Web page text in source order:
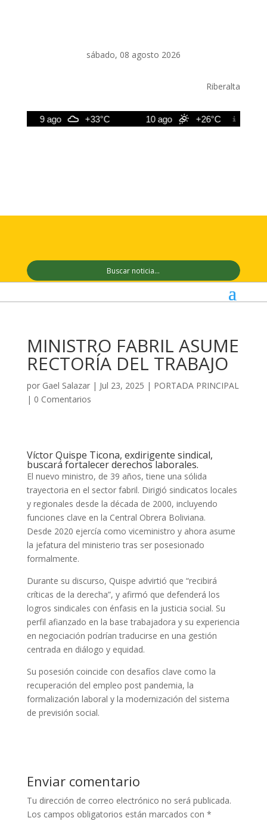
sábado, 08 agosto 2026
Riberalta
9 ago +33°C 10 ago +26°C
MINISTRO FABRIL ASUME
RECTORÍA DEL TRABAJO
por Gael Salazar| Jul 23, 2025 | PORTADA PRINCIPAL
| 0 Comentarios
Víctor Quispe Ticona, exdirigente sindical,
buscará fortalecer derechos laborales.
El nuevo ministro, de 39 años, tiene una sólida
trayectoria en el sector fabril. Dirigió sindicatos locales
y regionales desde la década de 2000, incluyendo
funciones clave en la Central Obrera Boliviana.
Desde 2020 ejercía como viceministro y ahora asume
la jefatura del ministerio tras ser posesionado
formalmente.
Durante su discurso, Quispe advirtió que “recibirá
críticas de la derecha”, y afirmó que defenderá los
logros sindicales con énfasis en la justicia social. Su
perfil afianzado en la base trabajadora y su experiencia
en negociación podrían traducirse en una gestión
centrada en diálogo y equidad.
Su posesión coincide con desafíos clave como la
recuperación del empleo post pandemia, la
formalización laboral y la modernización del sistema
de previsión social.
Enviar comentario
Tu dirección de correo electrónico no será publicada.
Los campos obligatorios están marcados con *